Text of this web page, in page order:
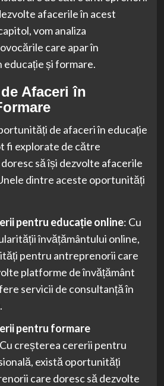
afacerile în acest
vom analiza
care apar în
și formare.
Afaceri în
de afaceri în educație
fi explorate de către
să își dezvolte afacerile
dintre aceste oportunități
pentru educație online: Cu
învățământului online,
pentru antreprenorii care
platforme de învățământ
servicii de consultanță în
pentru formare
creșterea cererii pentru
există oportunități
care doresc să dezvolte